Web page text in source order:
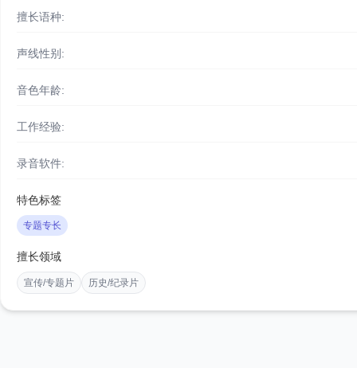
擅长语种:
声线性别:
音色年龄:
工作经验:
录音软件:
特色标签
专题专长
擅长领域
宣传/专题片 历史/纪录片